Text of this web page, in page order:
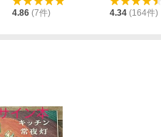
4.86 (7件) 4.34 (164件)